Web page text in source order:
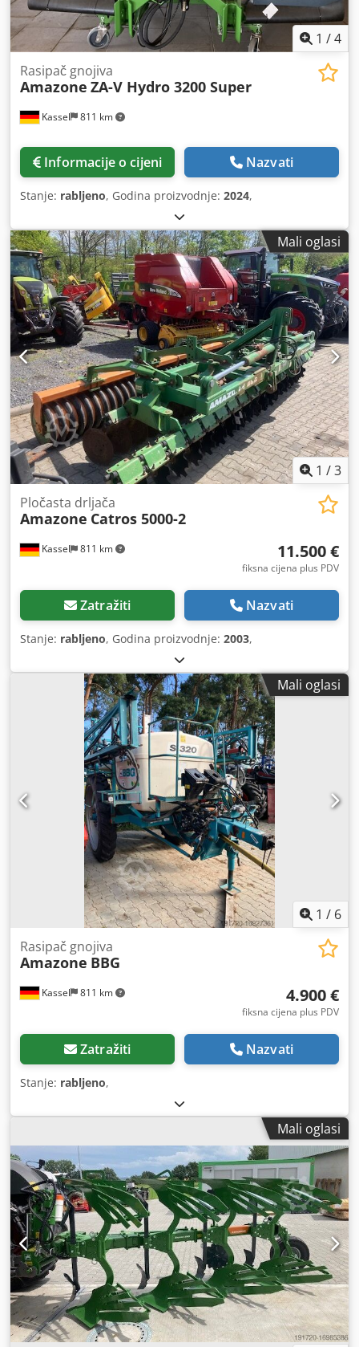
1 /4
Kassel 811 km
Rasipač gnojiva
Amazone ZA-V Hydro 3200 Super
Informacije o cijeni Nazvati
Stanje: rabljeno, Godina proizvodnje: 2024,
Mali oglasi
1 /3
Kassel 811 km
Pločasta drljača
Amazone Catros 5000-2
11.500 €
fiksna cijena plus PDV
Zatražiti Nazvati
Stanje: rabljeno, Godina proizvodnje: 2003,
Mali oglasi
1 / 6
Kassel 811 km
Rasipač gnojiva
Amazone BBG
4.900 €
fiksna cijena plus PDV
Zatražiti Nazvati
Stanje: rabljeno,
Mali oglasi